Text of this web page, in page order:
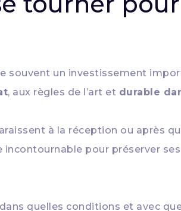
souvent un investissement
, aux règles de l’art et durable
à la réception ou après
incontournable pour préserver
quelles conditions et avec